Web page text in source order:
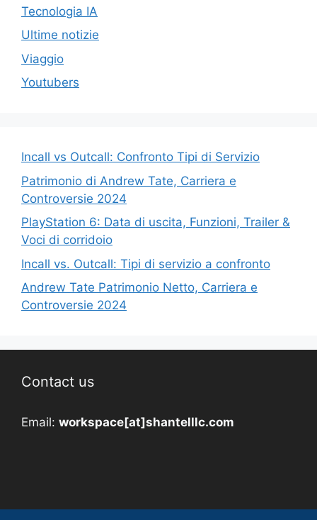
Tecnologia IA
Ultime notizie
Viaggio
Youtubers
Incall vs Outcall: Confronto Tipi di Servizio
Patrimonio di Andrew Tate, Carriera e
Controversie 2024
PlayStation 6: Data di uscita, Funzioni, Trailer &
Voci di corridoio
Incall vs. Outcall: Tipi di servizio a confronto
Andrew Tate Patrimonio Netto, Carriera e
Controversie 2024
Contact us
Email: workspace[at]shantelllc.com